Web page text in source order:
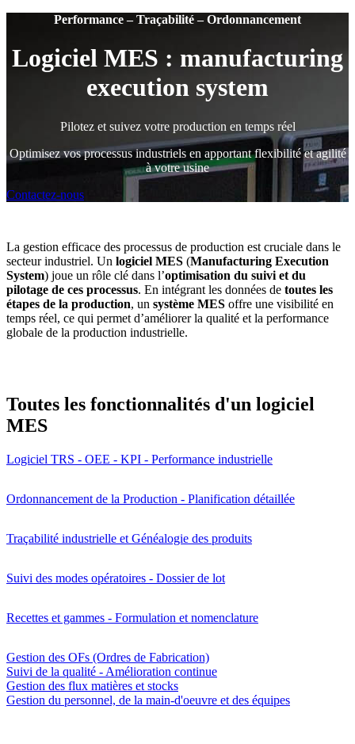
Performance – Traçabilité – Ordonnancement
Logiciel MES : manufacturing
execution system
Pilotez et suivez votre production en temps réel
Optimisez vos processus industriels en apportant flexibilité et agilité
à votre usine
Contactez-nous
La gestion efficace des processus de production est cruciale dans le
secteur industriel. Un logiciel MES (Manufacturing Execution
System) joue un rôle clé dans l’optimisation du suivi et du
pilotage de ces processus. En intégrant les données de toutes les
étapes de la production, un système MES offre une visibilité en
temps réel, ce qui permet d’améliorer la qualité et la performance
globale de la production industrielle.
Toutes les fonctionnalités d'un logiciel
MES
Logiciel TRS - OEE - KPI - Performance industrielle
Ordonnancement de la Production - Planification détaillée
Traçabilité industrielle et Généalogie des produits
Suivi des modes opératoires - Dossier de lot
Recettes et gammes - Formulation et nomenclature
Gestion des OFs (Ordres de Fabrication)
Suivi de la qualité - Amélioration continue
Gestion des flux matières et stocks
Gestion du personnel, de la main-d'oeuvre et des équipes